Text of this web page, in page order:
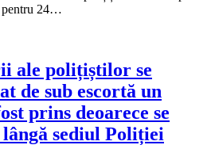
pentru 24…
ale polițiștilor se
de sub escortă un
prins deoarece se
sediul Poliției